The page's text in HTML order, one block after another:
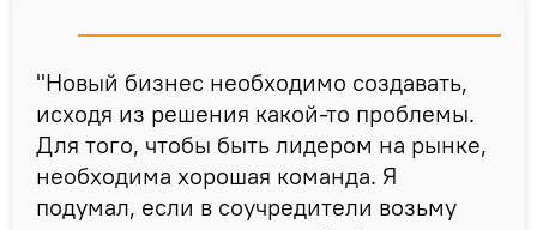
"Новый бизнес необходимо создавать,
исходя из решения какой-то проблемы.
Для того, чтобы быть лидером на рынке,
необходима хорошая команда. Я
подумал, если в соучредители возьму